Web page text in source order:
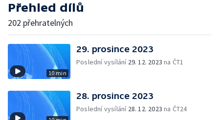
Přehled dílů
202 přehratelných
10 min
29. prosince 2023
Poslední vysílání 29. 12. 2023 na ČT1
28. prosince 2023
Poslední vysílání 28. 12. 2023 na ČT24